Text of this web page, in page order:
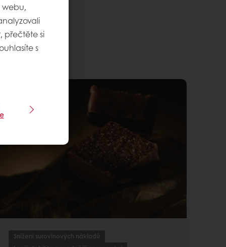
Snížení surovinových nákladů
webu,
přečtěte si
s